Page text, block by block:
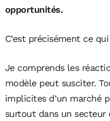
opportunités.
C’est précisément ce
Je comprends les
modèle peut susciter.
implicites d’un marché
surtout dans un secteur